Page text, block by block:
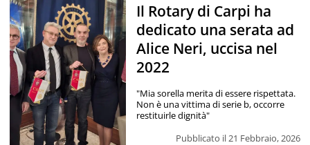
Il Rotary di Carpi ha
dedicato una serata ad
Alice Neri, uccisa nel
2022
Pubblicato il 21 Febbraio, 2026
"Mia sorella merita di essere rispettata.
Non è una vittima di serie b, occorre
restituirle dignità"